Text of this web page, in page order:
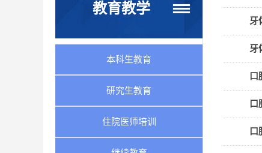
教育教学
本科生教育
研究生教育
住院医师培训
牙
牙
口
口
口